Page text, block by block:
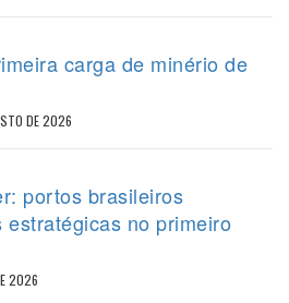
carga de minério de
DE 2026
portos brasileiros
estratégicas no primeiro
2026